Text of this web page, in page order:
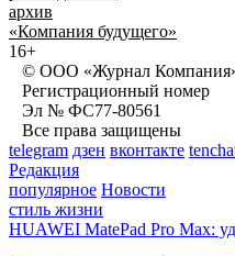
архив
«Компания будущего»
16+
© ООО «Журнал
Регистрационный номер
Эл № ФС77-80561
Все права защищены
telegram дзен вконтакте
Редакция
популярное Новости
стиль жизни
HUAWEI MatePad Pro Max: